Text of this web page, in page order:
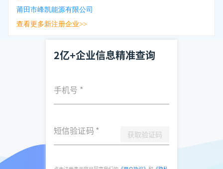
莆田市峰凯能源有限公司
查看更多新注册企业>>
2亿+企业信息精准查询
手机号 *
短信验证码 * 获取验证码